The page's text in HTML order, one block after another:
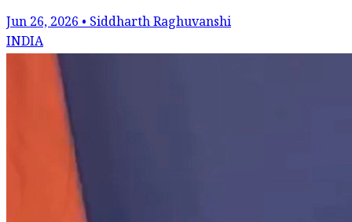
Jun 26, 2026 • Siddharth Raghuvanshi
INDIA